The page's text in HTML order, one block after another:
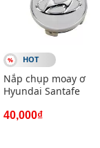
#phugiaoto
VIETPARTS -
phụ kiện và phụ
Địa chỉ: 434 Trần
HOT
Nắp chụp moay ơ
Hyundai Santafe
40,000₫